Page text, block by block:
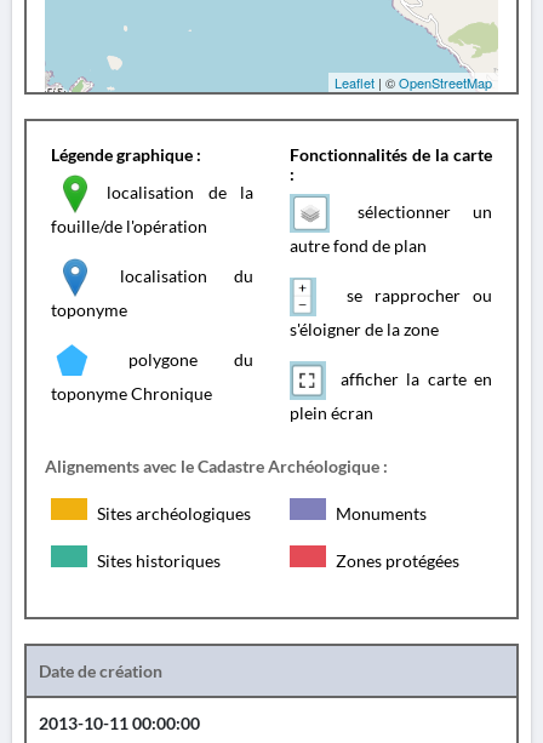
Leaflet | ©OpenStreetMap
Légende graphique :
localisation de la
fouille/de l'opération
localisation du
toponyme
polygone du
toponyme Chronique
Fonctionnalités de la carte
:
sélectionner un
autre fond de plan
se rapprocher ou
s'éloigner de la zone
afficher la carte en
plein écran
Alignements avec le Cadastre Archéologique :
Sites archéologiques Monuments
Sites historiques Zones protégées
Date de création
2013-10-11 00:00:00